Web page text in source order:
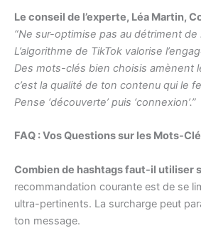
Le conseil de l’experte, Léa Martin,
“Ne sur-optimise pas au détriment de
L’algorithme de TikTok valorise
Des mots-clés bien choisis amènent
c’est la qualité de ton contenu qui le
Pense ‘découverte’ puis ‘connexion’.”
FAQ : Vos Questions sur les Mots-
Combien de hashtags faut-il utiliser
recommandation courante est de se
ultra-pertinents. La surcharge peut
ton message.